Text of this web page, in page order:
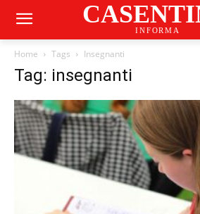
INFORMA
Home Tags Insegnanti
Tag: insegnanti